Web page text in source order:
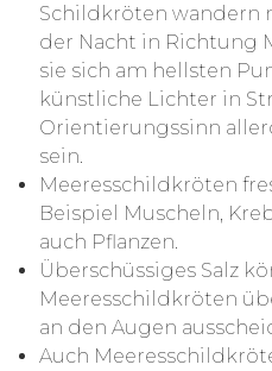
Schildkröten wandern
der Nacht in Richtung
sie sich am hellsten
künstliche Lichter in
Orientierungssinn
sein.
Meeresschildkröten
Beispiel Muscheln,
auch Pflanzen.
Überschüssiges Salz
Meeresschildkröten
an den Augen
Auch